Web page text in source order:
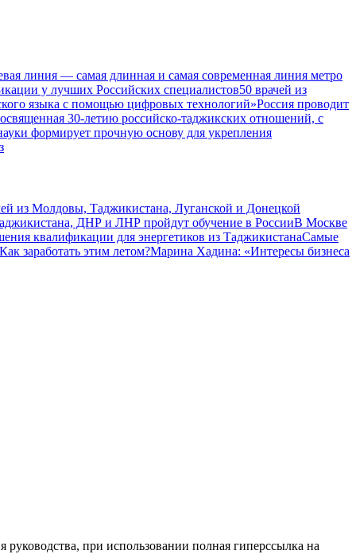
линия — самая длинная и самая современная линия метро
у лучших Российских специалистов50 врачей из
языка с помощью цифровых технологий»Россия проводит
30-летию российско-таджикских отношений, с
формирует прочную основу для укрепления
из Молдовы, Таджикистана, Луганской и Донецкой
ДНР и ЛНР пройдут обучение в РоссииВ Москве
квалификации для энергетиков из ТаджикистанаСамые
Как заработать этим летом?Марина Хадина: «Интересы бизнеса
при использовании полная гиперссылка на